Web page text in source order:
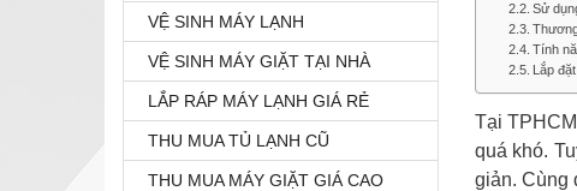
Sử
Tính
Lắp
Tại
quá khó.
giản. Cùng
VỆ SINH MÁY LẠNH
VỆ SINH MÁY GIẶT TẠI NHÀ
LẮP RÁP MÁY LẠNH GIÁ RẺ
THU MUA TỦ LẠNH CŨ
THU MUA MÁY GIẶT GIÁ CAO